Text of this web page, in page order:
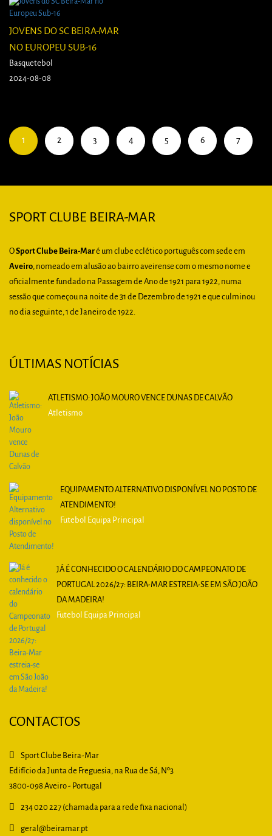
JOVENS DO SC BEIRA-MAR
NO EUROPEU SUB-16
Basquetebol
2024-08-08
1 2 3 4 5 6 7
SPORT CLUBE BEIRA-MAR
OSport Clube Beira-Maré um clube eclético português com sede em
Aveiro, nomeado em alusão ao bairro aveirense com o mesmo nome e
oficialmente fundado na Passagem de Ano de 1921 para 1922, numa
sessão que começou na noite de 31 de Dezembro de 1921 e que culminou
no dia seguinte, 1 de Janeiro de 1922.
ÚLTIMAS NOTÍCIAS
ATLETISMO: JOÃO MOURO VENCE DUNAS DE CALVÃO
Atletismo
EQUIPAMENTO ALTERNATIVO DISPONÍVEL NO POSTO DE
ATENDIMENTO!
Futebol Equipa Principal
JÁ É CONHECIDO O CALENDÁRIO DO CAMPEONATO DE
PORTUGAL 2026/27: BEIRA-MAR ESTREIA-SE EM SÃO JOÃO
DA MADEIRA!
Futebol Equipa Principal
CONTACTOS
Sport Clube Beira-Mar
Edifício da Junta de Freguesia, na Rua de Sá, Nº3
3800-098 Aveiro - Portugal
234 020 227 (chamada para a rede fixa nacional)
geral @beiramar.pt